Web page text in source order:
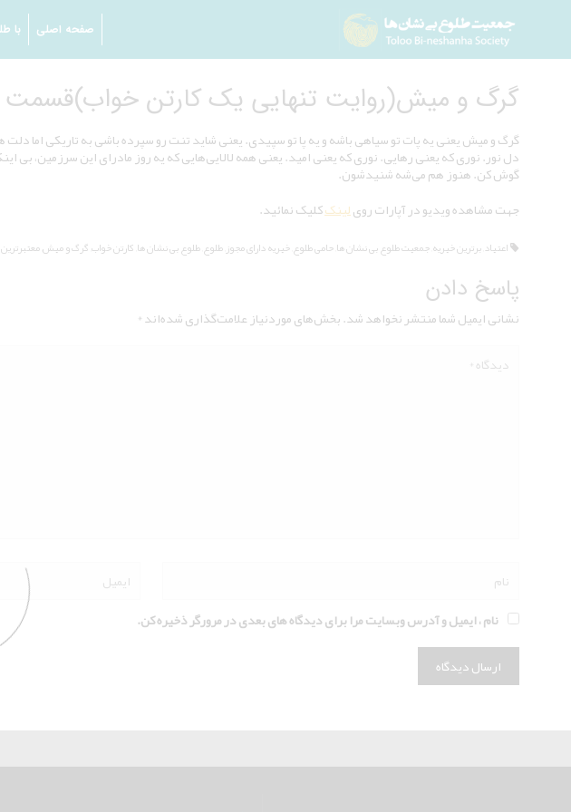
صفحه اصلی با
گرگ و میش(روایت تنهایی یک کارتن خواب)قسمت 1 قصه الهام
گرگ و میش یعنی یه پات تو سیاهی باشه و یه پا تو سپیدی. یعنی شاید تنت رو سپرده باشی به تاریکی
دل نور. نوری که یعنی رهایی. نوری که یعنی امید. یعنی همه لالایی‌هایی که یه روز مادرای این سرزمین، بی
گوش کن. هنوز هم می‌شه شنیدشون.
جهت مشاهده ویدیو در آپارات رویلینککلیک نمائید.
اعتیاد ,برترین خیریه,جمعیت طلوع بی نشان ها,حامی طلوع,خیریه دارای مجوز ,طلوع,طلوع بی نشان ها کارتن خوابگرگ و میش,
پاسخ دادن
نشانی ایمیل شما منتشر نخواهد شد.بخش‌های موردنیاز علامت‌گذاری شده‌اند*
نام ، ایمیل و آدرس وبسایت مرا برای دیدگاه های بعدی در مرورگر ذخیره کن.